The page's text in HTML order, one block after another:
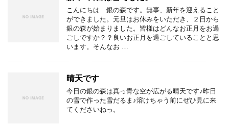
こんにちは 銀の森です。無事、新年を迎えること
ができました。元旦はお休みをいただき、２日から
銀の森が始まりました。皆様はどんなお正月をお過
ごしですか？？良いお正月を過ごしていることと思
います。そんなお …
晴天です
今日の銀の森は真っ青な空が広がる晴天です♪昨日
の雪で作った雪だるま♪溶けちゃう前にぜひ見に来
てくださいねっ。